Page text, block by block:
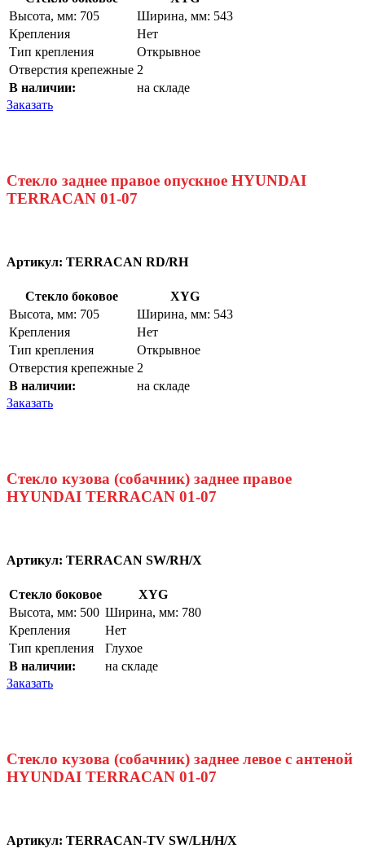
Высота, мм: 705
Ширина, мм: 543
Крепления
Нет
Тип крепления
Открывное
Отверстия крепежные 2
В наличии:
на складе
Заказать
Стекло заднее правое опускное HYUNDAI
TERRACAN 01-07
Артикул: TERRACAN RD/RH
Стекло боковое
XYG
Высота, мм: 705
Ширина, мм: 543
Крепления
Нет
Тип крепления
Открывное
Отверстия крепежные 2
В наличии:
на складе
Заказать
Стекло кузова (собачник) заднее правое
HYUNDAI TERRACAN 01-07
Артикул: TERRACAN SW/RH/X
Стекло боковое
XYG
Высота, мм: 500 Ширина, мм: 780
Крепления
Нет
Тип крепления
Глухое
В наличии:
на складе
Заказать
Стекло кузова (собачник) заднее левое с антеной
HYUNDAI TERRACAN 01-07
Артикул: TERRACAN-TV SW/LH/H/X